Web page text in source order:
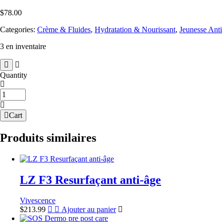
$78.00
Categories: Crème & Fluides, Hydratation & Nourissant, Jeunesse
3 en inventaire
Quantity
quantité
de
OPTIMA-
D
Lissant
Cart
Produits similaires
LZ F3 Resurfaçant anti-âge
Vivescence
$213.99 Ajouter au panier